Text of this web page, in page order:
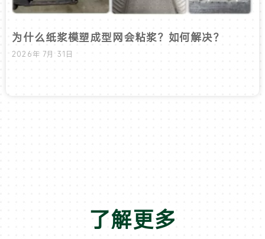
为什么纸浆模塑成型网会粘浆？如何解决？
2026年 7月 31日
了解更多